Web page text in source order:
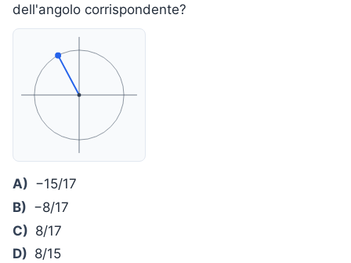
dell'angolo corrispondente?
A) −15/17
B) −8/17
C) 8/17
D) 8/15